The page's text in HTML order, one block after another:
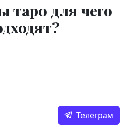
таро для чего
Телеграм